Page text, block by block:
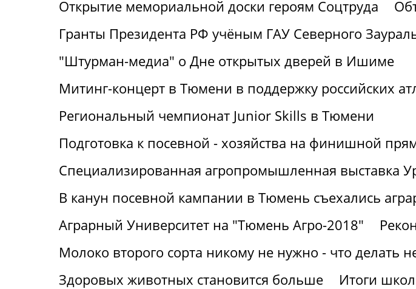
Открытие мемориальной доски героям Соцтруда
Гранты Президента РФ учёным ГАУ Северного
"Штурман-медиа" о Дне открытых дверей в Ишиме
Митинг-концерт в Тюмени в поддержку российских
Региональный чемпионат Junior Skills в Тюмени
Подготовка к посевной - хозяйства на финишной
Специализированная агропромышленная выставка
В канун посевной кампании в Тюмень съехались
Аграрный Университет на "Тюмень Агро-2018"
Молоко второго сорта никому не нужно - что делать
Здоровых животных становится больше
Итоги